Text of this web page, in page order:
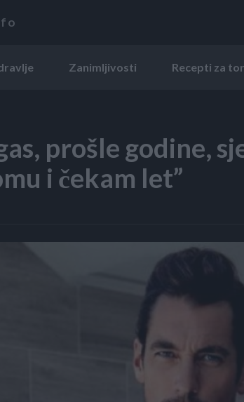
Zanimljivosti Recepti za
prošle godine,
i čekam let”